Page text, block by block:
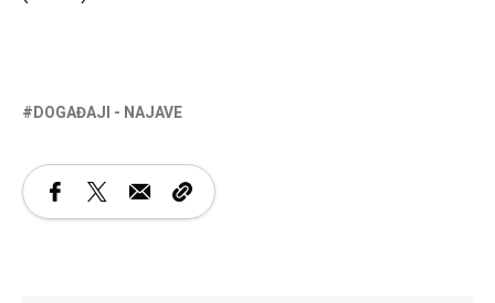
DOGAĐAJI - NAJAVE